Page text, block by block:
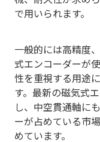
で用いられます。
一般的には高精度
式エンコーダーが
性を重視する用途
す。最新の磁気式
し、中空貫通軸に
ーが占めている市
めています。